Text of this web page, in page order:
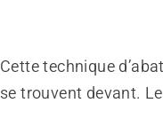
Cette technique
se trouvent devant.